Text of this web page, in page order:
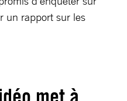
un rapport sur les